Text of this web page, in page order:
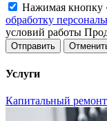
Нажимая кнопку
обработку
условий работы
Услуги
Капитальный